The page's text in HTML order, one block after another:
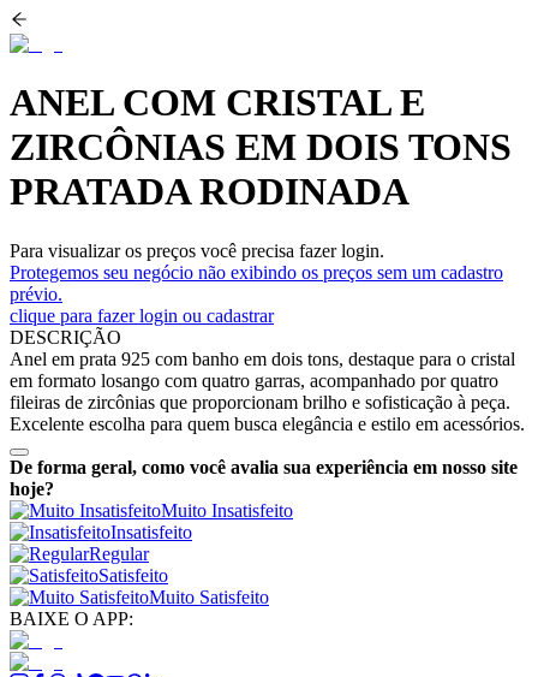
ANEL COM CRISTAL E
ZIRCÔNIAS EM DOIS TONS
PRATADA RODINADA
Para visualizar os preços você precisa fazer login.
Protegemos seu negócio não exibindo os preços sem um cadastro
prévio.
clique para fazer login ou cadastrar
DESCRIÇÃO
Anel em prata 925 com banho em dois tons, destaque para o cristal
em formato losango com quatro garras, acompanhado por quatro
fileiras de zircônias que proporcionam brilho e sofisticação à peça.
Excelente escolha para quem busca elegância e estilo em acessórios.
De forma geral, como você avalia sua experiência em nosso site
hoje?
Muito Insatisfeito
Insatisfeito
Regular
Satisfeito
Muito Satisfeito
BAIXE O APP: